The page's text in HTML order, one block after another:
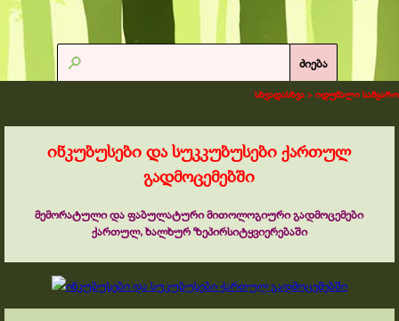
ძიება
სხვადასხვა > იდუმალი სამყარო
ინკუბუსები და სუკკუბუსები ქართულ
გადმოცემებში
მემორატული და ფაბულატური მითოლოგიური გადმოცემები
ქართულ, ხალხურ ზეპირსიტყვიერებაში